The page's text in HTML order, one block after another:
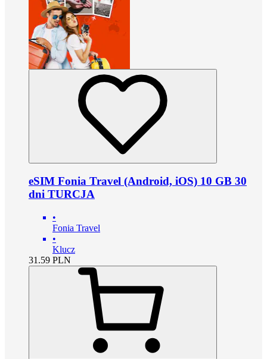
eSIM Fonia Travel (Android, iOS) 10 GB 30
dni TURCJA
•
Fonia Travel
•
Klucz
31.59 PLN